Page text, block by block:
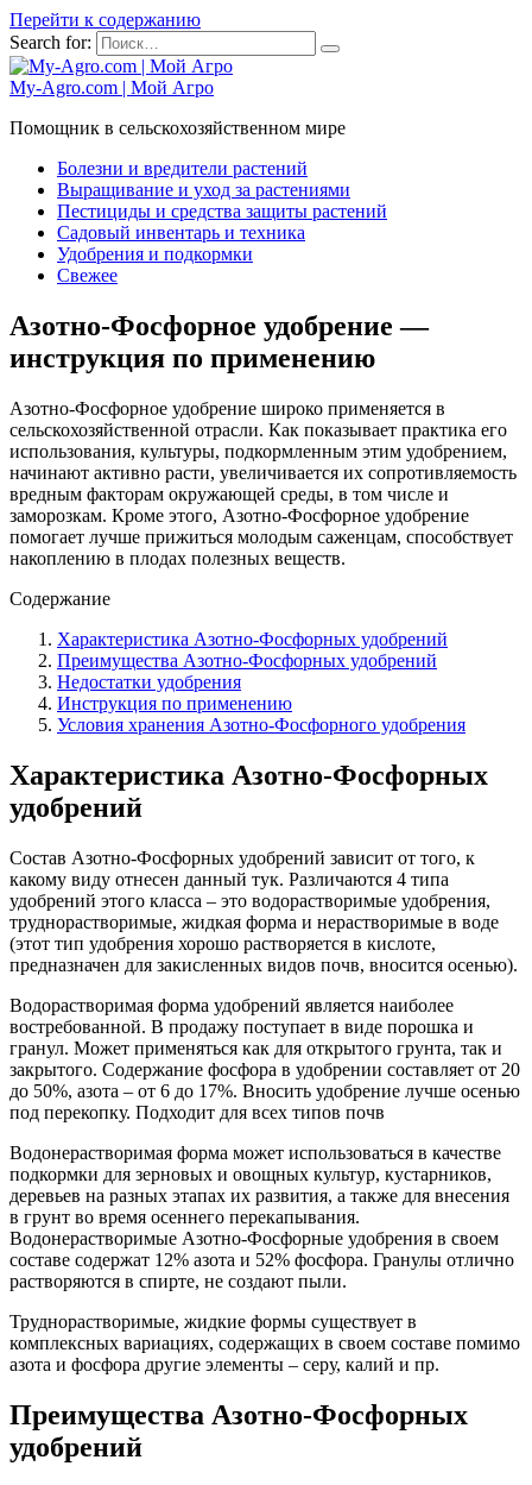
Перейти к содержанию
Search for:
My-Agro.com | Мой Агро
Помощник в сельскохозяйственном мире
Болезни и вредители растений
Выращивание и уход за растениями
Пестициды и средства защиты растений
Садовый инвентарь и техника
Удобрения и подкормки
Свежее
Азотно-Фосфорное удобрение —
инструкция по применению
Азотно-Фосфорное удобрение широко применяется в
сельскохозяйственной отрасли. Как показывает практика его
использования, культуры, подкормленным этим удобрением,
начинают активно расти, увеличивается их сопротивляемость
вредным факторам окружающей среды, в том числе и
заморозкам. Кроме этого, Азотно-Фосфорное удобрение
помогает лучше прижиться молодым саженцам, способствует
накоплению в плодах полезных веществ.
Содержание
Характеристика Азотно-Фосфорных удобрений
Преимущества Азотно-Фосфорных удобрений
Недостатки удобрения
Инструкция по применению
Условия хранения Азотно-Фосфорного удобрения
Характеристика Азотно-Фосфорных
удобрений
Состав Азотно-Фосфорных удобрений зависит от того, к
какому виду отнесен данный тук. Различаются 4 типа
удобрений этого класса – это водорастворимые удобрения,
труднорастворимые, жидкая форма и нерастворимые в воде
(этот тип удобрения хорошо растворяется в кислоте,
предназначен для закисленных видов почв, вносится осенью).
Водорастворимая форма удобрений является наиболее
востребованной. В продажу поступает в виде порошка и
гранул. Может применяться как для открытого грунта, так и
закрытого. Содержание фосфора в удобрении составляет от 20
до 50%, азота – от 6 до 17%. Вносить удобрение лучше осенью
под перекопку. Подходит для всех типов почв
Водонерастворимая форма может использоваться в качестве
подкормки для зерновых и овощных культур, кустарников,
деревьев на разных этапах их развития, а также для внесения
в грунт во время осеннего перекапывания.
Водонерастворимые Азотно-Фосфорные удобрения в своем
составе содержат 12% азота и 52% фосфора. Гранулы отлично
растворяются в спирте, не создают пыли.
Труднорастворимые, жидкие формы существует в
комплексных вариациях, содержащих в своем составе помимо
азота и фосфора другие элементы – серу, калий и пр.
Преимущества Азотно-Фосфорных
удобрений